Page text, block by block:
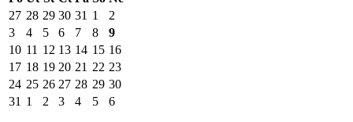
27 28 29 30 31 1
2
3
4 5 6 7 8
9
10 11 12 13 14 15 16
17 18 19 20 21 22 23
24 25 26 27 28 29 30
31 1 2 3 4 5 6